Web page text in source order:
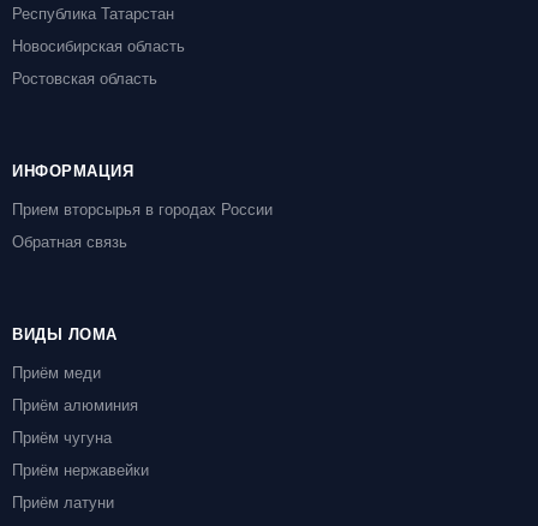
Республика Татарстан
Новосибирская область
Ростовская область
ИНФОРМАЦИЯ
Прием вторсырья в городах России
Обратная связь
ВИДЫ ЛОМА
Приём меди
Приём алюминия
Приём чугуна
Приём нержавейки
Приём латуни